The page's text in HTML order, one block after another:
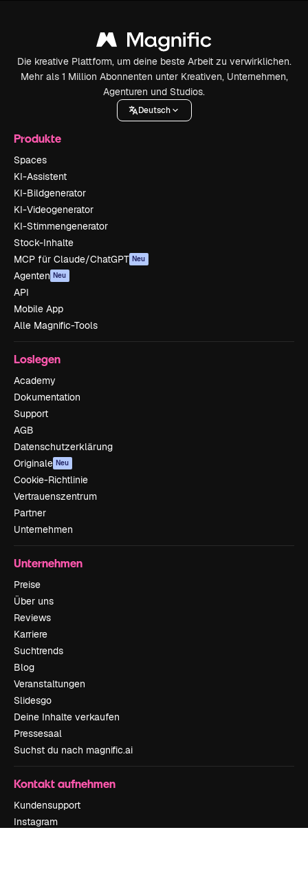
Die kreative Plattform, um deine beste Arbeit zu verwirklichen.
Mehr als 1 Million Abonnenten unter Kreativen, Unternehmen,
Agenturen und Studios.
Deutsch
Produkte
Spaces
KI-Assistent
KI-Bildgenerator
KI-Videogenerator
KI-Stimmengenerator
Stock-Inhalte
MCP für Claude/ChatGPT Neu
Agenten Neu
API
Mobile App
Alle Magnific-Tools
Loslegen
Academy
Dokumentation
Support
AGB
Datenschutzerklärung
Originale Neu
Cookie-Richtlinie
Vertrauenszentrum
Partner
Unternehmen
Unternehmen
Preise
Über uns
Reviews
Karriere
Suchtrends
Blog
Veranstaltungen
Slidesgo
Deine Inhalte verkaufen
Pressesaal
Suchst du nach magnific.ai
Kontakt aufnehmen
Kundensupport
Instagram